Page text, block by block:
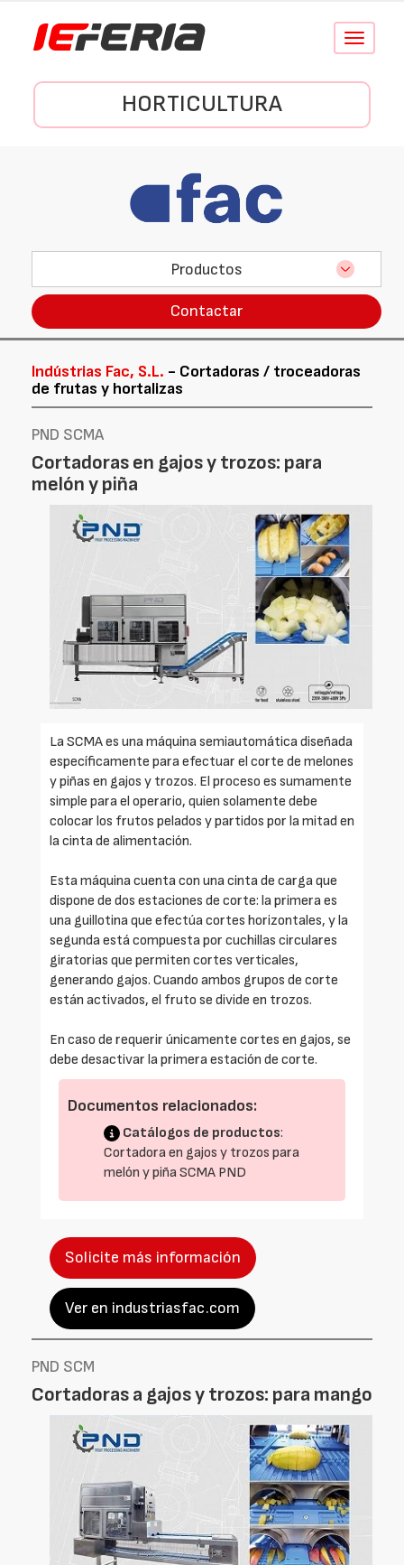
Conmutar
HORTICULTURA
Productos
Contactar
Indústrias Fac, S.L. - Cortadoras / troceadoras
de frutas y hortalizas
PND SCMA
Cortadoras en gajos y trozos: para
melón y piña
La SCMA es una máquina semiautomática diseñada
específicamente para efectuar el corte de melones
y piñas en gajos y trozos. El proceso es sumamente
simple para el operario, quien solamente debe
colocar los frutos pelados y partidos por la mitad en
la cinta de alimentación.
Esta máquina cuenta con una cinta de carga que
dispone de dos estaciones de corte: la primera es
una guillotina que efectúa cortes horizontales, y la
segunda está compuesta por cuchillas circulares
giratorias que permiten cortes verticales,
generando gajos. Cuando ambos grupos de corte
están activados, el fruto se divide en trozos.
En caso de requerir únicamente cortes en gajos, se
debe desactivar la primera estación de corte.
Documentos relacionados:
Catálogos de productos:
Cortadora en gajos y trozos para
melón y piña SCMA PND
Solicite más información
Ver en industriasfac.com
PND SCM
Cortadoras a gajos y trozos: para mango